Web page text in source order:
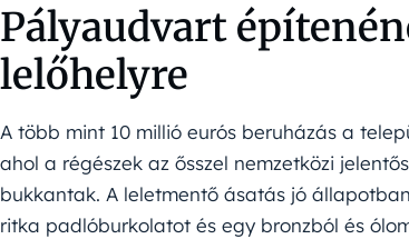
Pályaudvart
lelőhelyre
A több mint 10 millió eurós beruházás a
ahol a régészek az ősszel nemzetközi
bukkantak. A leletmentő ásatás jó
ritka padlóburkolatot és egy bronzból és